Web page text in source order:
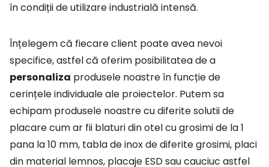
în condiții de utilizare industrială intensă.
Înțelegem că fiecare client poate avea nevoi
specifice, astfel că oferim posibilitatea de a
personaliza produsele noastre în funcție de
cerințele individuale ale proiectelor. Putem sa
echipam produsele noastre cu diferite solutii de
placare cum ar fii blaturi din otel cu grosimi de la 1
pana la 10 mm, tabla de inox de diferite grosimi, placi
din material lemnos, placaje ESD sau cauciuc astfel